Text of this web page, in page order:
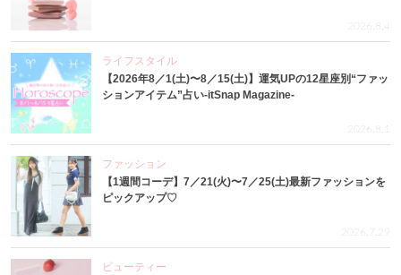
2026.8.4
ライフスタイル
【2026年8／1(土)〜8／15(土)】運気UPの12星座別“ファッ
ションアイテム”占い-itSnap Magazine-
2026.8.1
ファッション
【1週間コーデ】7／21(火)〜7／25(土)最新ファッションを
ピックアップ♡
2026.7.29
ビューティー